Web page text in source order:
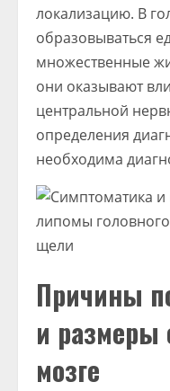
локализацию. В
образовываться
множественные
они оказывают
центральной
определения
необходима
Причины
и размеры
мозге